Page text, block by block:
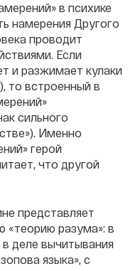
в психике
намерения Другого
проводит
Если
и разжимает кулаки
то встроенный в
сильного
Именно
герой
что другой
представляет
разума»: в
деле вычитывания
языка», с